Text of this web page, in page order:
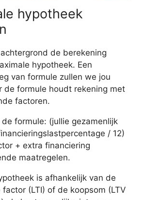
hypotheek
de berekening
hypotheek. Een
van formule zullen we jou
de formule houdt rekening met
factoren.
formule: (jullie gezamenlijk
/ 12)
+ extra financiering
maatregelen.
is afhankelijk van de
(LTI) of de koopsom (LTV